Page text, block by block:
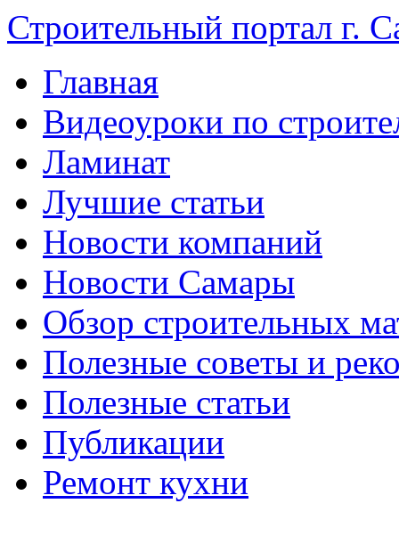
Строительный портал г.
Главная
Видеоуроки по
Ламинат
Лучшие статьи
Новости компаний
Новости Самары
Обзор строительных
Полезные советы и
Полезные статьи
Публикации
Ремонт кухни